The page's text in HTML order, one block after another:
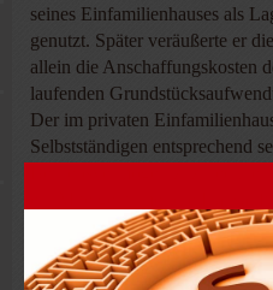
seines Einfamilienhauses als
genutzt. Später veräußerte er
allein die Anschaffungskosten
laufenden
Der im privaten
Selbstständigen entsprechend
ist es nicht gerechtfertigt, den
besteuern. Reicht die Nutzung
seinen Anteil hinaus, kann